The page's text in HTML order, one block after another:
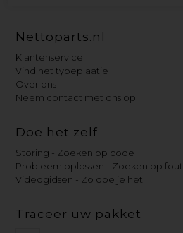
Nettoparts.nl
Klantenservice
Vind het typeplaatje
Over ons
Neem contact met ons op
Doe het zelf
Storing - Zoeken op code
Probleem oplossen - Zoeken op fout
Videogidsen - Zo doe je het
Traceer uw pakket